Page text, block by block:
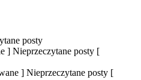
posty
] Nieprzeczytane posty [
] Nieprzeczytane posty [